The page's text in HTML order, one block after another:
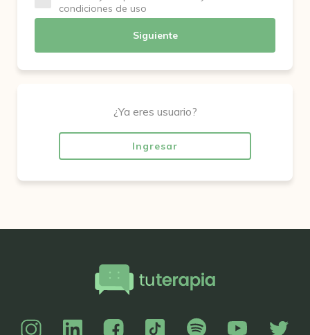
condiciones de uso
Siguiente
¿Ya eres usuario?
Ingresar